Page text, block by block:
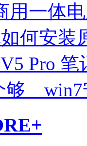
用一体
何安装
Pro
够 win7